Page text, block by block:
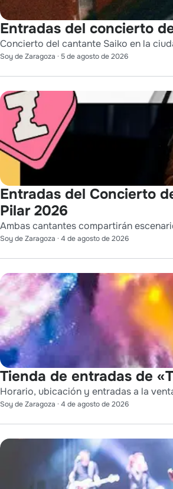
Entradas del concierto
Concierto del cantante Saiko en la
Soy de Zaragoza · 5 de agosto de 2026
Entradas del Concierto
Pilar 2026
Ambas cantantes compartirán
Soy de Zaragoza · 4 de agosto de 2026
Tienda de entradas de
Horario, ubicación y entradas a la
Soy de Zaragoza · 4 de agosto de 2026